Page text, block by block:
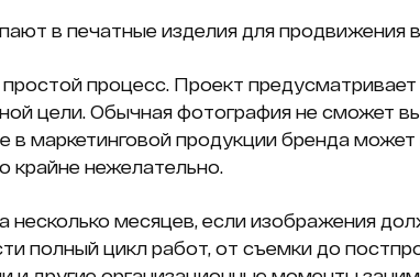
в печатные изделия для продвижения
процесс. Проект
цели. Обычная фотография не сможет
в маркетинговой продукции бренда
крайне нежелательно.
несколько месяцев, если изображения
полный цикл работ, от съемки до